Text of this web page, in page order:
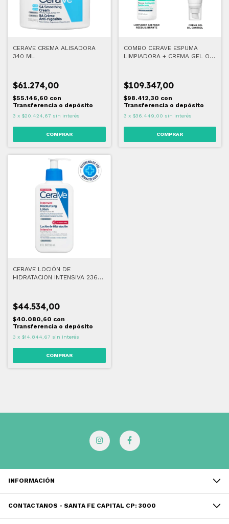
CERAVE CREMA ALISADORA
340 ML
$61.274,00
$55.146,60 con
Transferencia o depósito
3 x $20.424,67 sin interés
COMBO CERAVE ESPUMA
LIMPIADORA + CREMA GEL OIL
$109.347,00
$98.412,30 con
Transferencia o depósito
3 x $36.449,00 sin interés
CERAVE LOCIÓN DE
HIDRATACION INTENSIVA 236
$44.534,00
$40.080,60 con
Transferencia o depósito
3 x $14.844,67 sin interés
INFORMACIÓN
CONTACTANOS - SANTA FE CAPITAL CP: 3000